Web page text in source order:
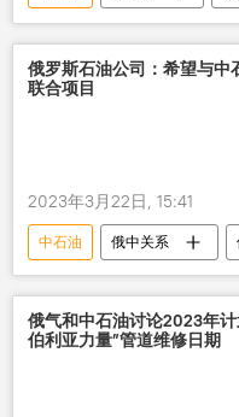
中国
俄中关系
俄罗斯石油公司：希望与中
联合项目
2023年3月22日, 15:41
中石油 俄中关系
能源合作
石油
俄气和中石油讨论2023年
伯利亚力量”管道维修日期